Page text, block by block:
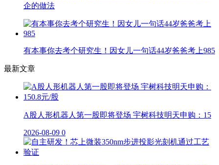
企的做法
有本事你去考个研究生！因女儿一句话44岁爸爸考上985
最新文章
A股人形机器人第一股即将登场 宇树科技明天申购：15
2026-08-09 0